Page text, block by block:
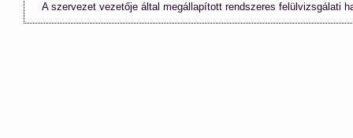
A szervezet vezetője által megállapított rendszeres felülvizsgálati